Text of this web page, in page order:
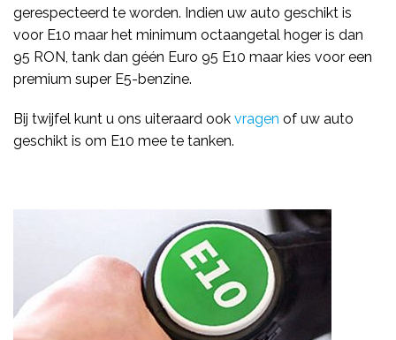
gerespecteerd te worden. Indien uw auto geschikt is
voor E10 maar het minimum octaangetal hoger is dan
95 RON, tank dan géén Euro 95 E10 maar kies voor een
premium super E5-benzine.
Bij twijfel kunt u ons uiteraard ook vragen of uw auto
geschikt is om E10 mee te tanken.